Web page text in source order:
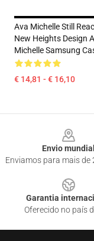
Ava Michelle Still
New Heights Design
Michelle Samsung
€ 14,81 - € 16,10
Envio mundial
Enviamos para mais de
Garantia
Oferecido no país